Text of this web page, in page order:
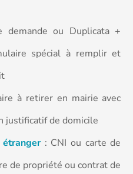
demande ou Duplicata +
spécial à remplir et
à retirer en mairie avec
justificatif de domicile
étranger: CNI ou carte de
de propriété ou contrat de